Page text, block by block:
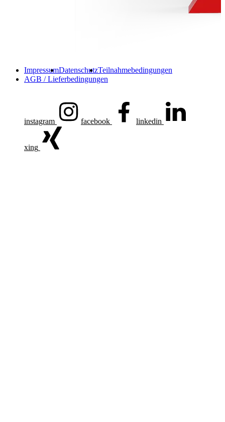
ImpressumDatenschutzTeilnahmebedingungen
AGB / Lieferbedingungen
instagram facebook linkedin
xing